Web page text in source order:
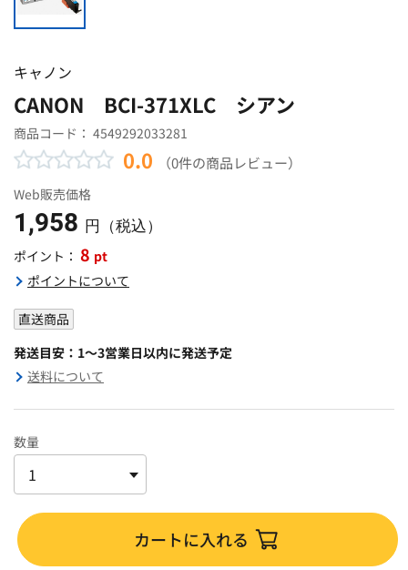
キャノン
CANON BCI-371XLC シアン
商品コード： 4549292033281
0.0 （0件の商品レビュー）
Web販売価格
1,958 円（税込）
ポイント： 8 pt
ポイントについて
直送商品
発送目安：1～3営業日以内に発送予定
送料について
数量
カートに入れる